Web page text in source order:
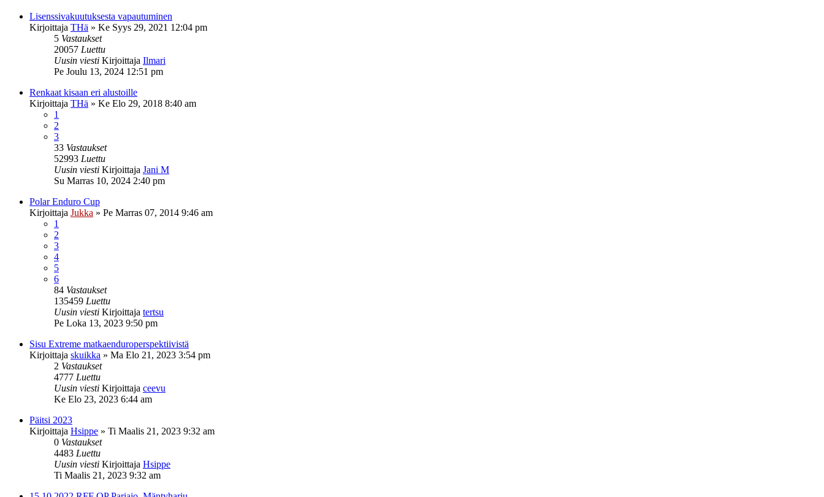
Lisenssivakuutuksesta vapautuminen
Kirjoittaja THä » Ke Syys 29, 2021 12:04 pm
5 Vastaukset
20057 Luettu
Uusin viesti Kirjoittaja Ilmari
Pe Joulu 13, 2024 12:51 pm
Renkaat kisaan eri alustoille
Kirjoittaja THä » Ke Elo 29, 2018 8:40 am
1
2
3
33 Vastaukset
52993 Luettu
Uusin viesti Kirjoittaja Jani M
Su Marras 10, 2024 2:40 pm
Polar Enduro Cup
Kirjoittaja Jukka » Pe Marras 07, 2014 9:46 am
1
2
3
4
5
6
84 Vastaukset
135459 Luettu
Uusin viesti Kirjoittaja tertsu
Pe Loka 13, 2023 9:50 pm
Sisu Extreme matkaenduroperspektiivistä
Kirjoittaja skuikka » Ma Elo 21, 2023 3:54 pm
2 Vastaukset
4777 Luettu
Uusin viesti Kirjoittaja ceevu
Ke Elo 23, 2023 6:44 am
Päitsi 2023
Kirjoittaja Hsippe » Ti Maalis 21, 2023 9:32 am
0 Vastaukset
4483 Luettu
Uusin viesti Kirjoittaja Hsippe
Ti Maalis 21, 2023 9:32 am